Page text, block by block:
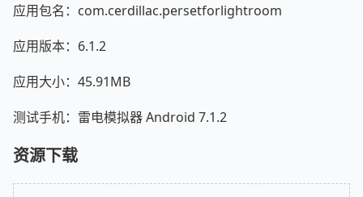
应用包名：com.cerdillac.persetforlightroom
应用版本：6.1.2
应用大小：45.91MB
测试手机：雷电模拟器 Android 7.1.2
资源下载